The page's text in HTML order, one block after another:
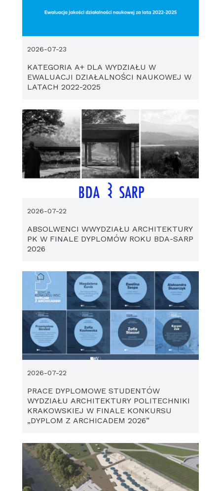
KATEGORIA A+ DLA WYDZIAŁU W
EWALUACJI DZIAŁALNOŚCI NAUKOWEJ W
LATACH 2022-2025
2026-07-23
ABSOLWENCI WWYDZIAŁU ARCHITEKTURY
PK W FINALE DYPLOMÓW ROKU BDA-SARP
2026
2026-07-22
PRACE DYPLOMOWE STUDENTÓW
WYDZIAŁU ARCHITEKTURY POLITECHNIKI
KRAKOWSKIEJ W FINALE KONKURSU
„DYPLOM Z ARCHICADEM 2026”
2026-07-22